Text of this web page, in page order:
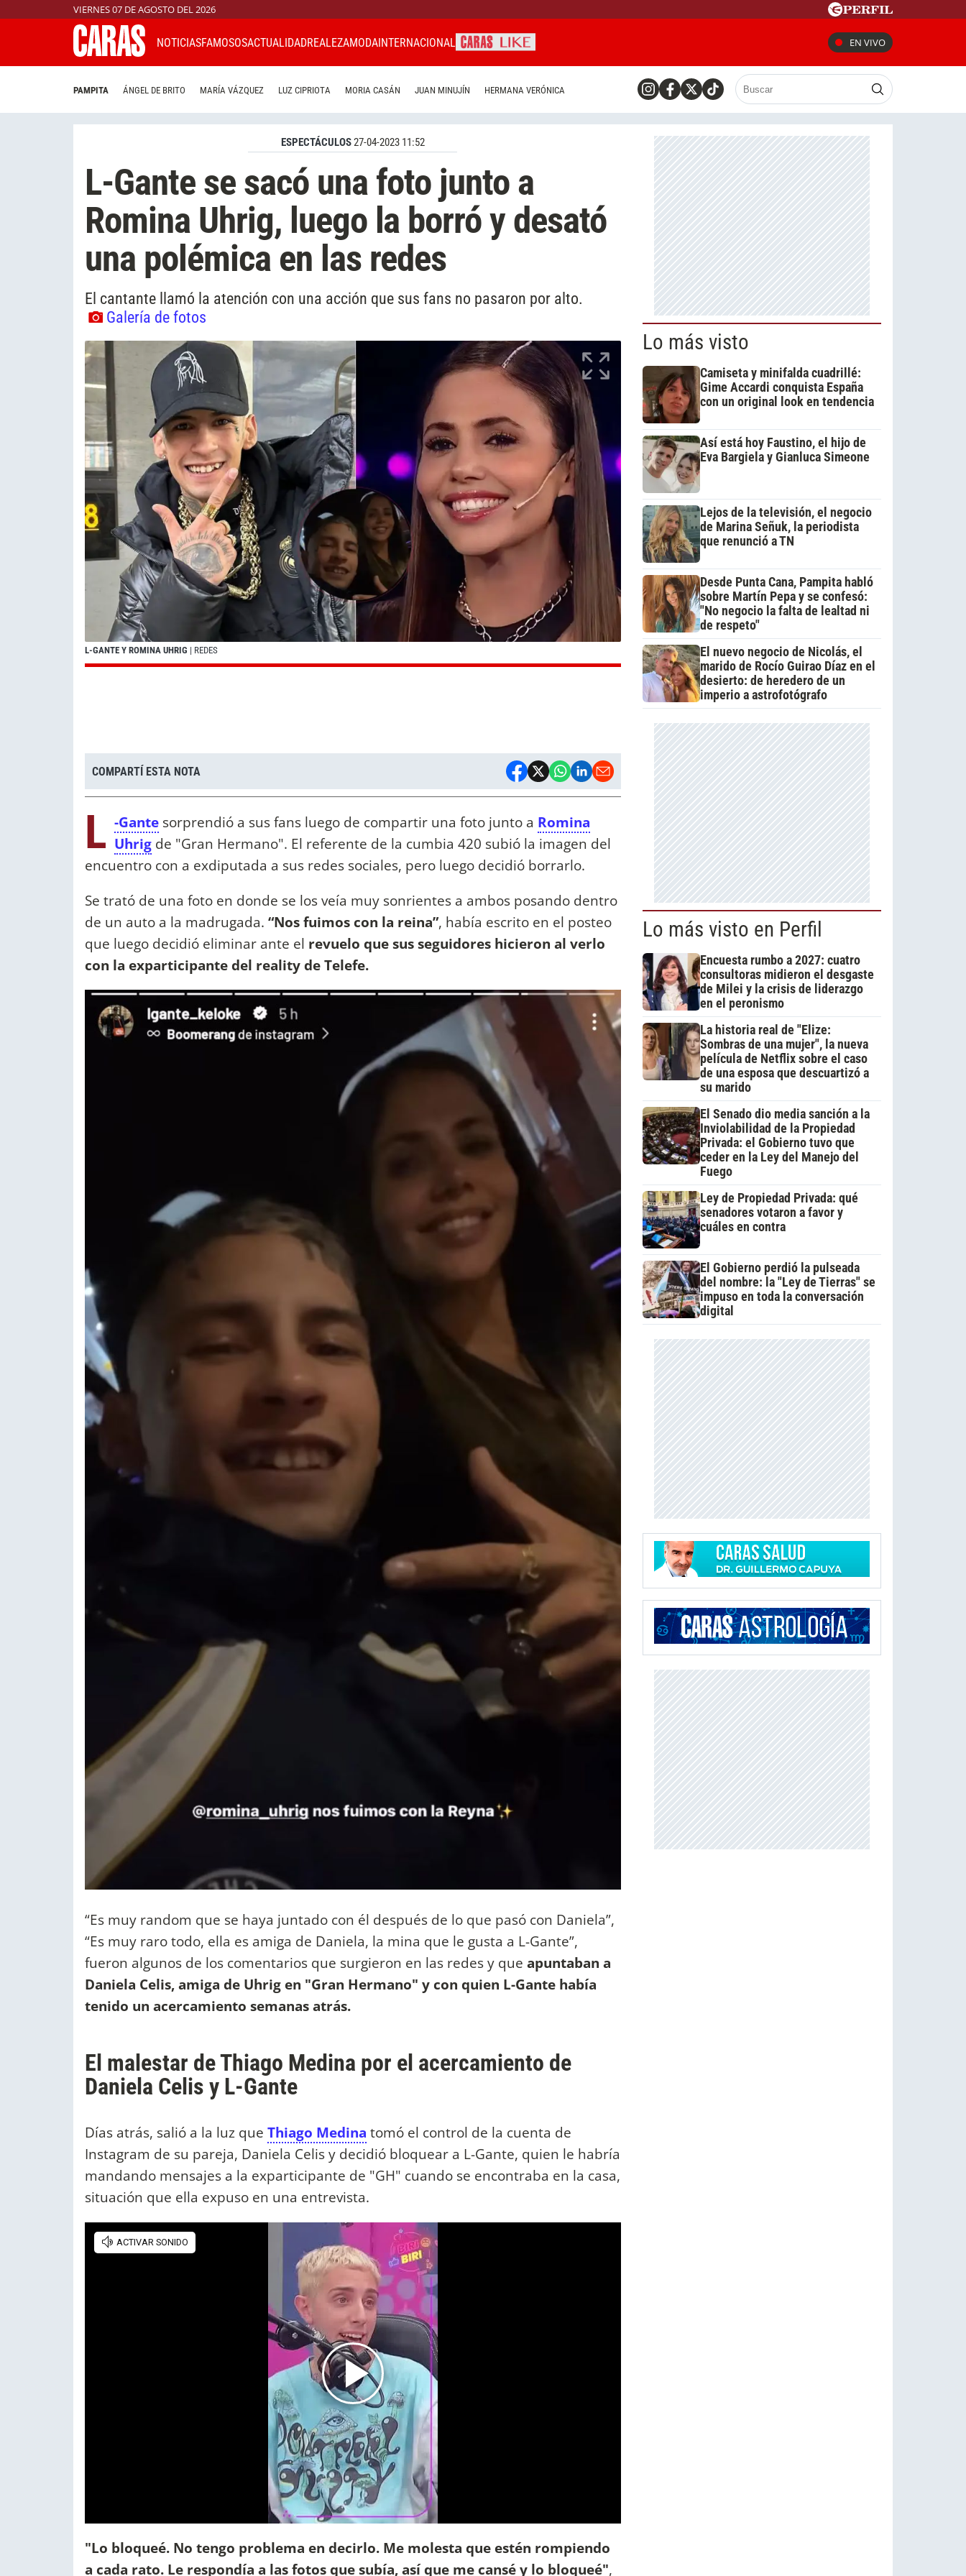
VIERNES 07 DE AGOSTO DEL 2026
NOTICIASFAMOSOSACTUALIDADREALEZAMODAINTERNACIONAL EN VIVO
PAMPITA ÁNGEL DE BRITO MARÍA VÁZQUEZ LUZ CIPRIOTA MORIA CASÁN JUAN MINUJÍN HERMANA VERÓNICA
ESPECTÁCULOS27-04-2023 11:52
L-Gante se sacó una foto junto a
Romina Uhrig, luego la borró y desató
una polémica en las redes
El cantante llamó la atención con una acción que sus fans no pasaron por alto.
Galería de fotos
L-GANTE Y ROMINA UHRIG | REDES
COMPARTÍ ESTA NOTA
L -Gante sorprendió a sus fans luego de compartir una foto junto a Romina
Uhrig de "Gran Hermano". El referente de la cumbia 420 subió la imagen del
encuentro con a exdiputada a sus redes sociales, pero luego decidió borrarlo.
Se trató de una foto en donde se los veía muy sonrientes a ambos posando dentro
de un auto a la madrugada. “Nos fuimos con la reina”, había escrito en el posteo
que luego decidió eliminar ante el revuelo que sus seguidores hicieron al verlo
con la exparticipante del reality de Telefe.
“Es muy random que se haya juntado con él después de lo que pasó con Daniela”,
“Es muy raro todo, ella es amiga de Daniela, la mina que le gusta a L-Gante”,
fueron algunos de los comentarios que surgieron en las redes y que apuntaban a
Daniela Celis, amiga de Uhrig en "Gran Hermano" y con quien L-Gante había
tenido un acercamiento semanas atrás.
El malestar de Thiago Medina por el acercamiento de
Daniela Celis y L-Gante
Días atrás, salió a la luz que Thiago Medina tomó el control de la cuenta de
Instagram de su pareja, Daniela Celis y decidió bloquear a L-Gante, quien le habría
mandando mensajes a la exparticipante de "GH" cuando se encontraba en la casa,
situación que ella expuso en una entrevista.
"Lo bloqueé. No tengo problema en decirlo. Me molesta que estén rompiendo
a cada rato. Le respondía a las fotos que subía, así que me cansé y lo bloqueé",
Lo más visto
Camiseta y minifalda cuadrillé:
Gime Accardi conquista España
con un original look en tendencia
Así está hoy Faustino, el hijo de
Eva Bargiela y Gianluca Simeone
Lejos de la televisión, el negocio
de Marina Señuk, la periodista
que renunció a TN
Desde Punta Cana, Pampita habló
sobre Martín Pepa y se confesó:
"No negocio la falta de lealtad ni
de respeto"
El nuevo negocio de Nicolás, el
marido de Rocío Guirao Díaz en el
desierto: de heredero de un
imperio a astrofotógrafo
Lo más visto en Perfil
Encuesta rumbo a 2027: cuatro
consultoras midieron el desgaste
de Milei y la crisis de liderazgo
en el peronismo
La historia real de "Elize:
Sombras de una mujer", la nueva
película de Netflix sobre el caso
de una esposa que descuartizó a
su marido
El Senado dio media sanción a la
Inviolabilidad de la Propiedad
Privada: el Gobierno tuvo que
ceder en la Ley del Manejo del
Fuego
Ley de Propiedad Privada: qué
senadores votaron a favor y
cuáles en contra
El Gobierno perdió la pulseada
del nombre: la "Ley de Tierras" se
impuso en toda la conversación
digital